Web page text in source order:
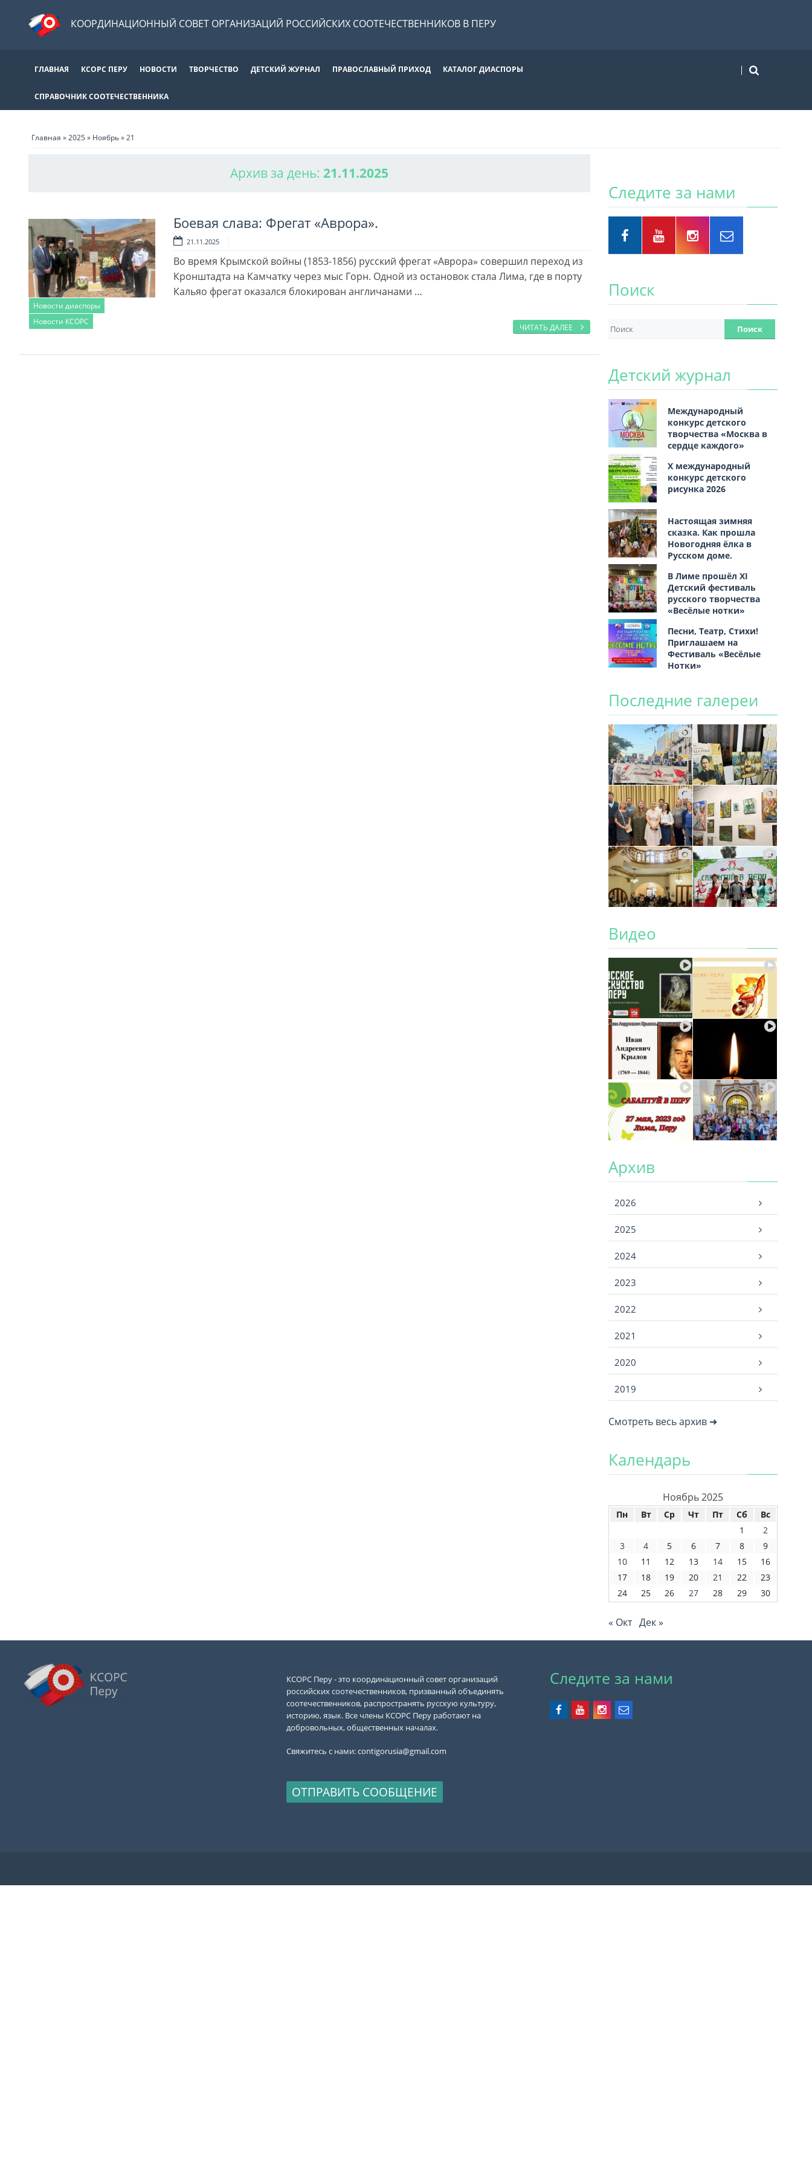
КООРДИНАЦИОННЫЙ СОВЕТ ОРГАНИЗАЦИЙ РОССИЙСКИХ СООТЕЧЕСТВЕННИКОВ В ПЕРУ
ГЛАВНАЯ КСОРС ПЕРУ НОВОСТИ ТВОРЧЕСТВО ДЕТСКИЙ ЖУРНАЛ ПРАВОСЛАВНЫЙ ПРИХОД КАТАЛОГ ДИАСПОРЫ
СПРАВОЧНИК СООТЕЧЕСТВЕННИКА
Главная »2025» Ноябрь»21
Архив за день: 21.11.2025
Новости диаспоры
Новости КСОРС
Боевая слава: Фрегат «Аврора».
21.11.2025
Во время Крымской войны (1853-1856) русский фрегат «Аврора» совершил переход из
Кронштадта на Камчатку через мыс Горн. Одной из остановок стала Лима, где в порту
Кальяо фрегат оказался блокирован англичанами …
ЧИТАТЬ ДАЛЕЕ
Следите за нами
Поиск
Детский журнал
Международный
конкурс детского
творчества «Москва в
сердце каждого»
Х международный
конкурс детского
рисунка 2026
Настоящая зимняя
сказка. Как прошла
Новогодняя ёлка в
Русском доме.
В Лиме прошёл XI
Детский фестиваль
русского творчества
«Весёлые нотки»
Песни, Театр, Стихи!
Приглашаем на
Фестиваль «Весёлые
Нотки»
Последние галереи
Видео
Архив
2026
2025
2024
2023
2022
2021
2020
2019
Смотреть весь архив ➜
Календарь
Ноябрь 2025
Пн Вт Ср Чт Пт Сб
Вс
1
2
3
4 5 6 7 8
9
10
11 12 13 14 15
16
17
18 19 20 21 22
23
24
25 26 27 28 29 30
« Окт Дек »
КСОРС Перу - это координационный совет организаций
российских соотечественников, призванный объединять
соотечественников, распространять русскую культуру,
историю, язык. Все члены КСОРС Перу работают на
добровольных, общественных началах.
Свяжитесь с нами:contigorusia@gmail.com
ОТПРАВИТЬ СООБЩЕНИЕ
Следите за нами